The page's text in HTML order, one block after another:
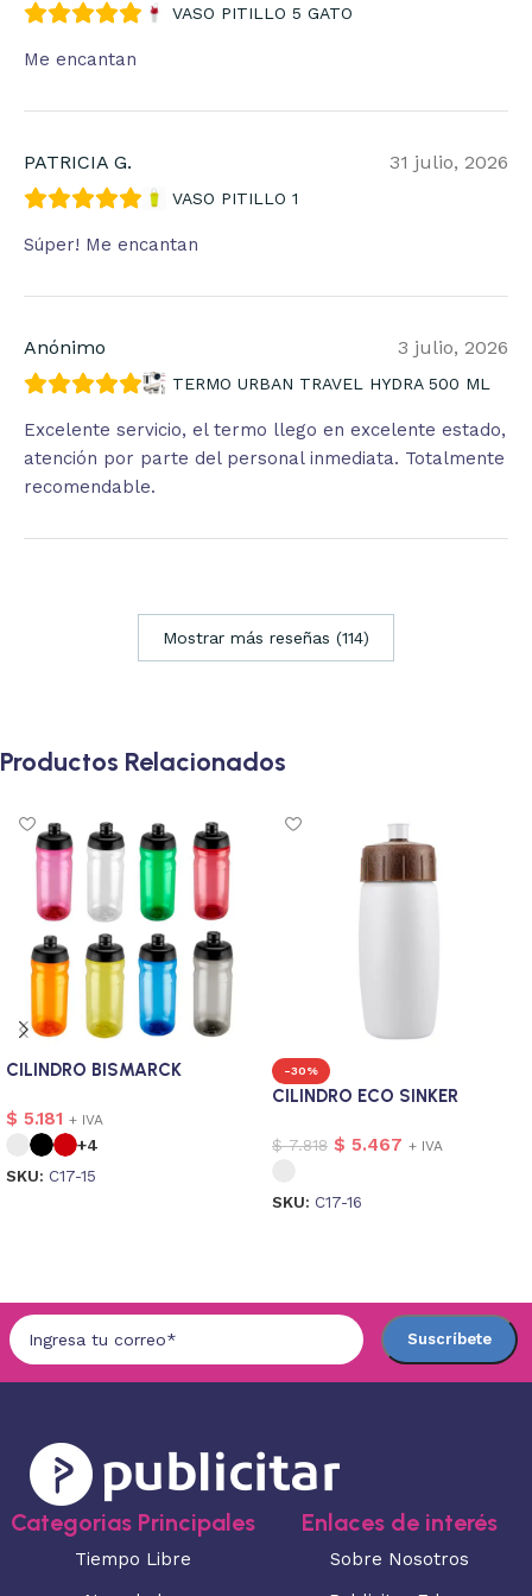
VASO PITILLO 5 GATO
Me encantan
PATRICIA G. 31 julio, 2026
VASO PITILLO 1
Súper! Me encantan
Anónimo 3 julio, 2026
TERMO URBAN TRAVEL HYDRA 500 ML
Excelente servicio, el termo llego en excelente estado,
atención por parte del personal inmediata. Totalmente
recomendable.
Mostrar más reseñas (114)
Productos Relacionados
CILINDRO BISMARCK
$ 5.181 + IVA
+4
SKU: C17-15
-30%
CILINDRO ECO SINKER
$7.818 $ 5.467 + IVA
SKU: C17-16
Categorias Principales
Tiempo Libre
Enlaces de interés
Sobre Nosotros